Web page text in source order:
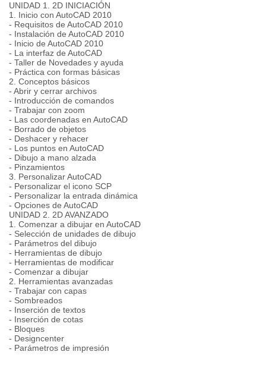
UNIDAD 1. 2D INICIACIÓN
1. Inicio con AutoCAD 2010
- Requisitos de AutoCAD 2010
- Instalación de AutoCAD 2010
- Inicio de AutoCAD 2010
- La interfaz de AutoCAD
- Taller de Novedades y ayuda
- Práctica con formas básicas
2. Conceptos básicos
- Abrir y cerrar archivos
- Introducción de comandos
- Trabajar con zoom
- Las coordenadas en AutoCAD
- Borrado de objetos
- Deshacer y rehacer
- Los puntos en AutoCAD
- Dibujo a mano alzada
- Pinzamientos
3. Personalizar AutoCAD
- Personalizar el icono SCP
- Personalizar la entrada dinámica
- Opciones de AutoCAD
UNIDAD 2. 2D AVANZADO
1. Comenzar a dibujar en AutoCAD
- Selección de unidades de dibujo
- Parámetros del dibujo
- Herramientas de dibujo
- Herramientas de modificar
- Comenzar a dibujar
2. Herramientas avanzadas
- Trabajar con capas
- Sombreados
- Inserción de textos
- Inserción de cotas
- Bloques
- Designcenter
- Parámetros de impresión